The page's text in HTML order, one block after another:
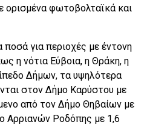
ορισμένα φωτοβολταϊκά και
ποσά για περιοχές με έντονη
η νότια Εύβοια, η Θράκη, η
Δήμων, τα υψηλότερα
στον Δήμο Καρύστου με
από τον Δήμο Θηβαίων με
Αρριανών Ροδόπης με 1,6